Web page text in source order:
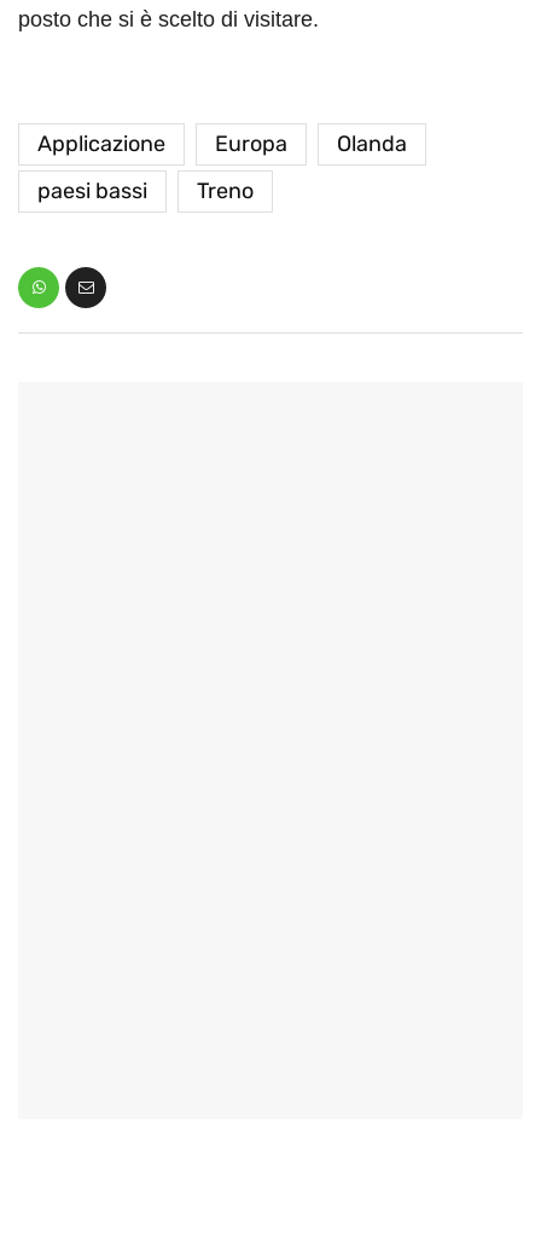
posto che si è scelto di visitare.
Applicazione Europa
Olanda
paesi bassi
Treno